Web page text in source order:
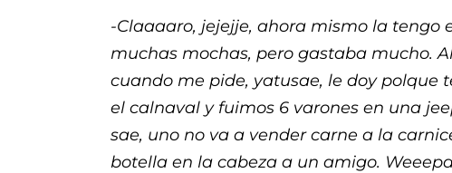
-Claaaaro, jejejje, ahora mismo la tengo
muchas mochas, pero gastaba mucho.
cuando me pide, yatusae, le doy polque
el calnaval y fuimos 6 varones en una
sae, uno no va a vender carne a la
botella en la cabeza a un amigo.